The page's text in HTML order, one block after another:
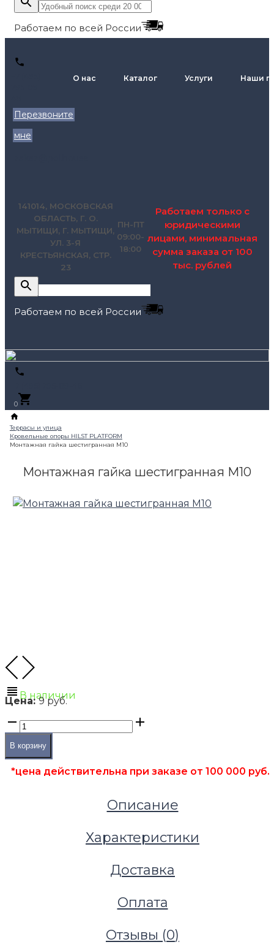
Работаем по всей России
Перезвоните
мне
О нас Каталог Услуги Наши
141014, МОСКОВСКАЯ
ОБЛАСТЬ, Г. О.
МЫТИЩИ, Г. МЫТИЩИ,
УЛ. 3-Я
КРЕСТЬЯНСКАЯ, СТР.
23
ПН-ПТ
09:00-
18:00
Работаем только с
юридическими
лицами, минимальная
сумма заказа от 100
тыс. рублей
Работаем по всей России
0
Монтажная гайка шестигранная М10
В наличии
Цена:9 руб.
В корзину
*цена действительна при заказе от 100 000 руб.
Описание
Характеристики
Доставка
Оплата
Отзывы (0)